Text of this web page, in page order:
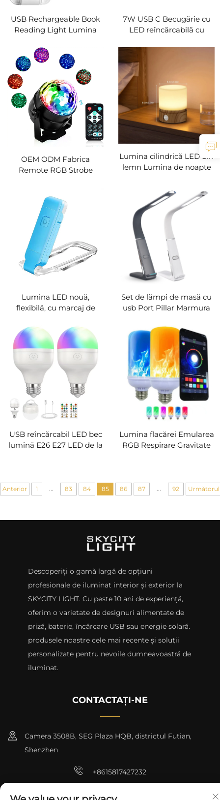
USB Rechargeable Book
Reading Light Lumina
LED clip pe carte Lumina
îngrijire a ochilor Lampa
de carte pentru copii
Lumina de citit dormitor
7W USB C Becugărie cu
LED reîncărcabilă cu
alimentare, revoltă,
urgență Bateria
2600mAh Becugărie
reîncărcabilă 5V
OEM ODM Fabrica
Remote RGB Strobe
Iluminat de petrecere
Sunet activat DJ Laser
LED Disco Light
Lumina cilindrică LED din
lemn Lumina de noapte
lumină Lumina de masă
Lămpi de cameră
Decorațiuni creative
pentru casă Cadouri
Lumina LED nouă,
flexibilă, cu marcaj de
reîncărcabilă, lumină de
noapte pentru mese MINI,
lampa de clip pentru citit
Set de lămpi de masă cu
usb Port Pillar Marmura
Touch Smart Fast
Wireless Charging Lămpi
Mit
USB reîncărcabil LED bec
lumină E26 E27 LED de la
camping
Lumina flacărei Emularea
RGB Respirare Gravitate
Home Bar petrecere de
Anterior 1 83 84 85 86 87 92 Următorul
Descoperiți o gamă largă de opțiuni
profesionale de iluminat interior și exterior la
SKYCITY LIGHT. Cu peste 10 ani de experiență,
oferim o varietate de designuri alimentate de
priză, baterie, încărcare USB sau energie solară.
produsele noastre cele mai recente și soluții
personalizate pentru nevoile dumneavoastră de
iluminat.
CONTACTAȚI-NE
Camera 3508B, SEG Plaza HQB, districtul Futian,
Shenzhen
+8615817427232